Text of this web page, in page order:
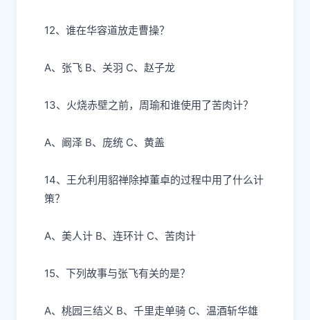
12、谁在华容道放⾛曹操？
A、张⻜ B、关⽻ C、赵⼦⻰
13、 ⽕烧⾚壁之前，周瑜和谁使⽤了苦⾁计？
A、阚泽 B、庞统 C、 ⻩盖
14、王允利⽤貂禅除掉董卓的过程中⽤了什么计
策？
A、美⼈计 B、连环计 C、苦⾁计
15、下列故事与张⻜有关的是？
A、桃园三结义 B、千⾥⾛单骑 C、温酒斩华雄